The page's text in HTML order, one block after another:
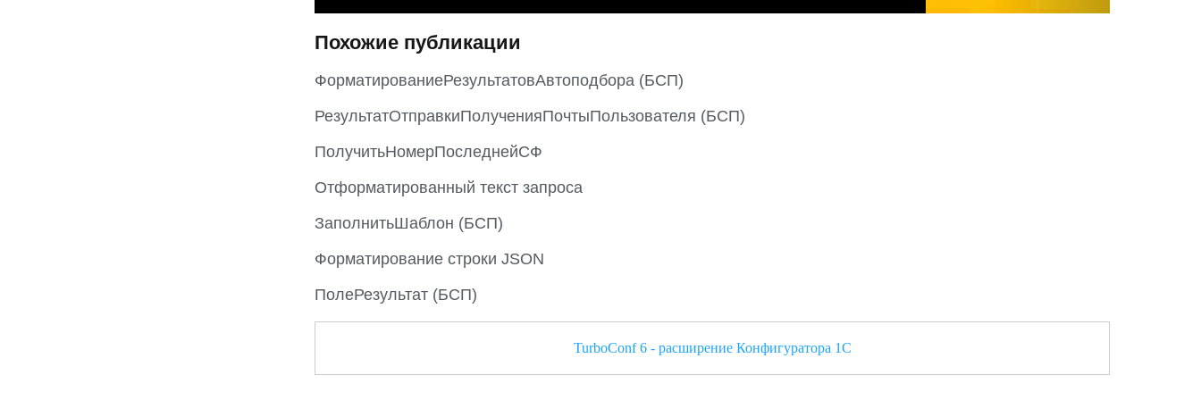
Похожие публикации
ФорматированиеРезультатовАвтоподбора (БСП)
РезультатОтправкиПолученияПочтыПользователя (БСП)
ПолучитьНомерПоследнейСФ
Отформатированный текст запроса
ЗаполнитьШаблон (БСП)
Форматирование строки JSON
ПолеРезультат (БСП)
TurboConf 6 - расширение Конфигуратора 1С